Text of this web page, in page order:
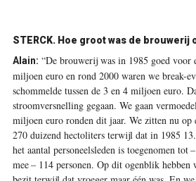
STERCK. Hoe groot was de brouwerij
Alain: “De brouwerij was in 1985 goed voor
miljoen euro en rond 2000 waren we break-
schommelde tussen de 3 en 4 miljoen euro.
stroomversnelling gegaan. We gaan
miljoen euro ronden dit jaar. We zitten nu op
270 duizend hectoliters terwijl dat in 1985
het aantal personeelsleden is toegenomen tot
mee – 114 personen. Op dit ogenblik hebben